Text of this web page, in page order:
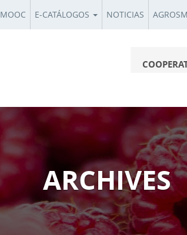
MOOC E-CATÁLOGOS NOTICIAS
ARCHIVES